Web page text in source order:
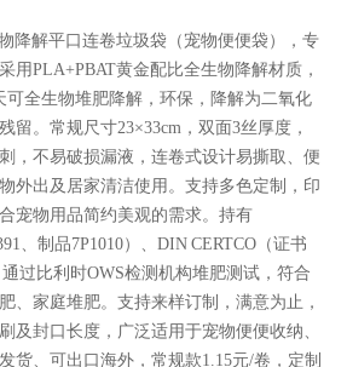
降解平口连卷垃圾袋（宠物便便袋），专
用PLA+PBAT黄金配比全生物降解材质，
可全生物堆肥降解，环保，降解为二氧化
留。常规尺寸23×33cm，双面3丝厚度，
，不易破损漏液，连卷式设计易撕取、便
外出及居家清洁使用。支持多色定制，印
宠物用品简约美观的需求。持有
、制品7P1010）、DIN CERTCO（证书
过比利时OWS检测机构堆肥测试，符合
、家庭堆肥。支持来样订制，满意为止，
及封口长度，广泛适用于宠物便便收纳、
货、可出口海外，常规款1.15元/卷，定制